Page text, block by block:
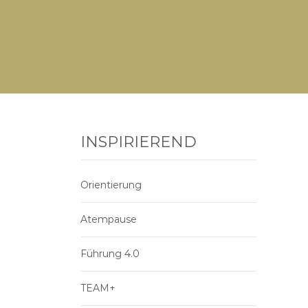
INSPIRIEREND
Orientierung
Atempause
Führung 4.0
TEAM+